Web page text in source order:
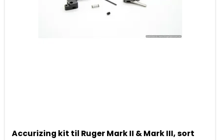
Accurizing kit til Ruger Mark II & Mark III, sort